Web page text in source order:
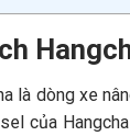
là dòng xe
của